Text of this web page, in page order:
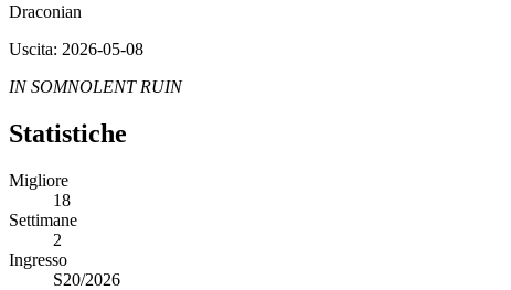
Draconian
Uscita: 2026-05-08
IN SOMNOLENT RUIN
Statistiche
Migliore
18
Settimane
2
Ingresso
S20/2026